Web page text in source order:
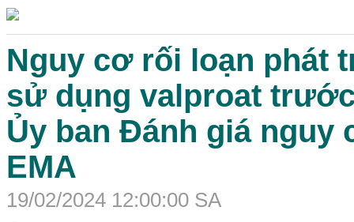
Nguy cơ rối loạn phát
sử dụng valproat
Ủy ban Đánh giá nguy
EMA
19/02/2024 12:00:00 SA